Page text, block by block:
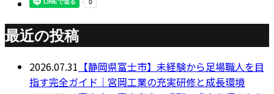
最近の投稿
2026.07.31 【静岡県富士市】未経験から足場職人を目
指す完全ガイド｜宮岡工業の充実研修と成長環境